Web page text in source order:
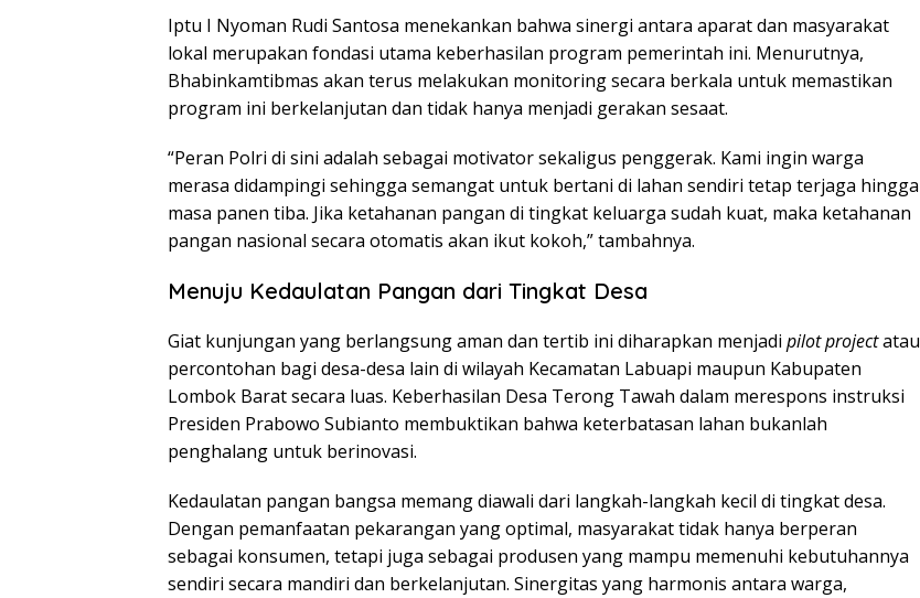
Iptu I Nyoman Rudi Santosa menekankan bahwa sinergi antara aparat dan masyarakat
lokal merupakan fondasi utama keberhasilan program pemerintah ini. Menurutnya,
Bhabinkamtibmas akan terus melakukan monitoring secara berkala untuk memastikan
program ini berkelanjutan dan tidak hanya menjadi gerakan sesaat.
“Peran Polri di sini adalah sebagai motivator sekaligus penggerak. Kami ingin warga
merasa didampingi sehingga semangat untuk bertani di lahan sendiri tetap terjaga hingga
masa panen tiba. Jika ketahanan pangan di tingkat keluarga sudah kuat, maka ketahanan
pangan nasional secara otomatis akan ikut kokoh,” tambahnya.
Menuju Kedaulatan Pangan dari Tingkat Desa
Giat kunjungan yang berlangsung aman dan tertib ini diharapkan menjadi pilot projectatau
percontohan bagi desa-desa lain di wilayah Kecamatan Labuapi maupun Kabupaten
Lombok Barat secara luas. Keberhasilan Desa Terong Tawah dalam merespons instruksi
Presiden Prabowo Subianto membuktikan bahwa keterbatasan lahan bukanlah
penghalang untuk berinovasi.
Kedaulatan pangan bangsa memang diawali dari langkah-langkah kecil di tingkat desa.
Dengan pemanfaatan pekarangan yang optimal, masyarakat tidak hanya berperan
sebagai konsumen, tetapi juga sebagai produsen yang mampu memenuhi kebutuhannya
sendiri secara mandiri dan berkelanjutan. Sinergitas yang harmonis antara warga,